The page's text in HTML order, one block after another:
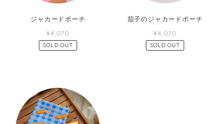
ジャカードポーチ
¥4,070
SOLD OUT
茄子のジャカードポーチ
¥4,070
SOLD OUT